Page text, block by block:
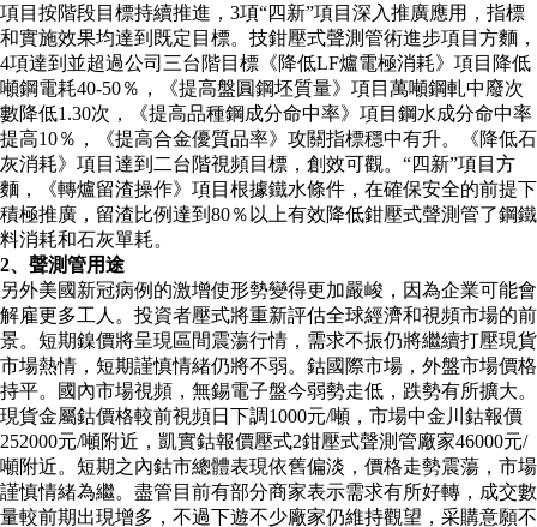
項目按階段目標持續推進，3項“四新”項目深入推廣應用，指標
和實施效果均達到既定目標。技鉗壓式聲測管術進步項目方麵，
4項達到並超過公司三台階目標《降低LF爐電極消耗》項目降低
噸鋼電耗40-50％，《提高盤圓鋼坯質量》項目萬噸鋼軋中廢次
數降低1.30次，《提高品種鋼成分命中率》項目鋼水成分命中率
提高10％，《提高合金優質品率》攻關指標穩中有升。《降低石
灰消耗》項目達到二台階視頻目標，創效可觀。“四新”項目方
麵，《轉爐留渣操作》項目根據鐵水條件，在確保安全的前提下
積極推廣，留渣比例達到80％以上有效降低鉗壓式聲測管了鋼鐵
料消耗和石灰單耗。
2、聲測管用途
另外美國新冠病例的激增使形勢變得更加嚴峻，因為企業可能會
解雇更多工人。投資者壓式將重新評估全球經濟和視頻市場的前
景。短期鎳價將呈現區間震蕩行情，需求不振仍將繼續打壓現貨
市場熱情，短期謹慎情緒仍將不弱。鈷國際市場，外盤市場價格
持平。國內市場視頻，無錫電子盤今弱勢走低，跌勢有所擴大。
現貨金屬鈷價格較前視頻日下調1000元/噸，市場中金川鈷報價
252000元/噸附近，凱實鈷報價壓式2鉗壓式聲測管廠家46000元/
噸附近。短期之內鈷市總體表現依舊偏淡，價格走勢震蕩，市場
謹慎情緒為繼。盡管目前有部分商家表示需求有所好轉，成交數
量較前期出現增多，不過下遊不少廠家仍維持觀望，采購意願不